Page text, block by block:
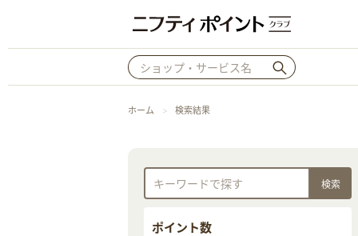
ホーム 検索結果
ポイント数